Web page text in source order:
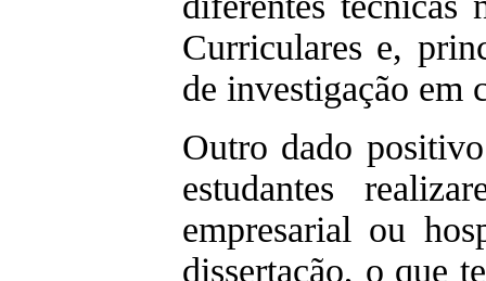
Curriculares e,
de investigação em
Outro dado
estudantes
empresarial ou
dissertação, o que